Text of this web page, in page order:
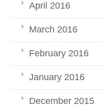
April 2016
March 2016
February 2016
January 2016
December 2015